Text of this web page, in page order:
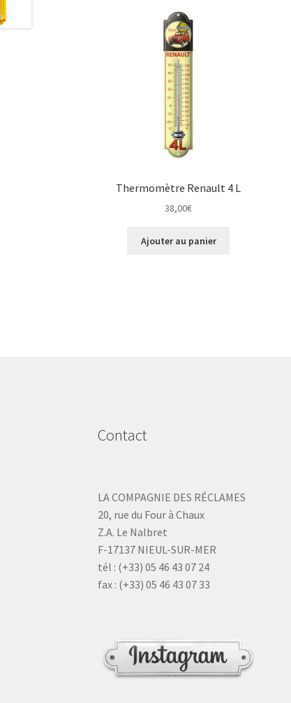
Thermomètre Renault 4 L
38,00€
Ajouter au panier
Contact
LA COMPAGNIE DES RÉCLAMES
20, rue du Four à Chaux
Z.A. Le Nalbret
F-17137 NIEUL-SUR-MER
tél : (+33) 05 46 43 07 24
fax : (+33) 05 46 43 07 33